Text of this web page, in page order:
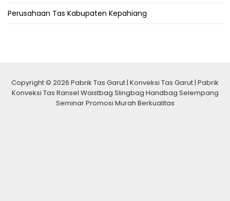
Perusahaan Tas Kabupaten Kepahiang
Copyright © 2026 Pabrik Tas Garut | Konveksi Tas Garut | Pabrik
Konveksi Tas Ransel Waistbag Slingbag Handbag Selempang
Seminar Promosi Murah Berkualitas